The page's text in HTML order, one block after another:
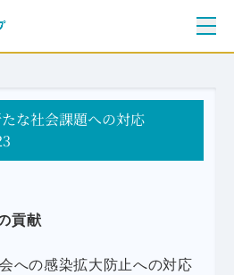
ループ100年史
な社会課題への対応
貢献
への感染拡大防止への対応